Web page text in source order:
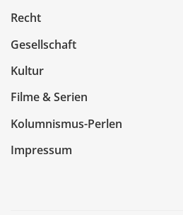
Recht
Gesellschaft
Kultur
Filme & Serien
Kolumnismus-Perlen
Impressum